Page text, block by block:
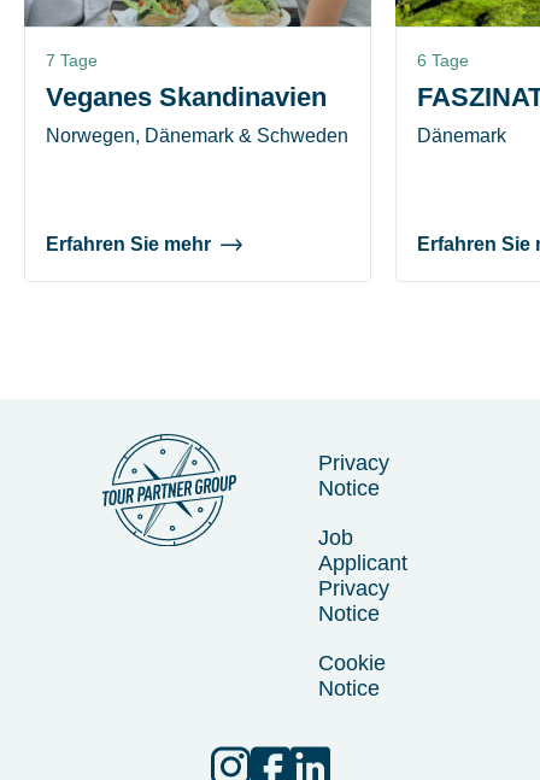
7 Tage
Veganes Skandinavien
Norwegen, Dänemark & Schweden
Erfahren Sie mehr
6 Tage
Dänemark
Erfahren Sie
Privacy
Notice
Job
Applicant
Privacy
Notice
Cookie
Notice